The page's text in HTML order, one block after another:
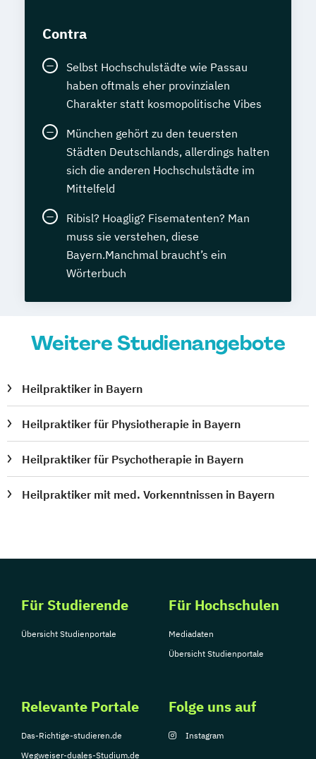
Contra
Selbst Hochschulstädte wie Passau
haben oftmals eher provinzialen
Charakter statt kosmopolitische Vibes
München gehört zu den teuersten
Städten Deutschlands, allerdings halten
sich die anderen Hochschulstädte im
Mittelfeld
Ribisl? Hoaglig? Fisematenten? Man
muss sie verstehen, diese
Bayern.Manchmal braucht’s ein
Wörterbuch
Weitere Studienangebote
Heilpraktiker in Bayern
Heilpraktiker für Physiotherapie in Bayern
Heilpraktiker für Psychotherapie in Bayern
Heilpraktiker mit med. Vorkenntnissen in Bayern
Für Studierende
Übersicht Studienportale
Für Hochschulen
Mediadaten
Übersicht Studienportale
Relevante Portale
Das-Richtige-studieren.de
Wegweiser-duales-Studium.de
Folge uns auf
Instagram